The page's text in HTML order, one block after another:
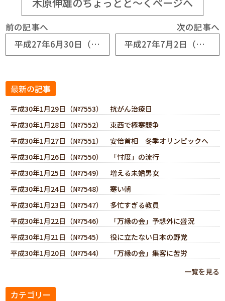
前の記事へ
平成27年6月30日（№6767） よいリーダーの条件
次の記事へ
平成27年7月2日（№6769） トイレ大賞
最新の記事
平成30年1月29日（№7553） 抗がん治療日
平成30年1月28日（№7552） 東西で極寒競争
平成30年1月27日（№7551） 安倍首相 冬季オリンピックへ
平成30年1月26日（№7550） 「忖度」の流行
平成30年1月25日（№7549） 増える未婚男女
平成30年1月24日（№7548） 寒い朝
平成30年1月23日（№7547） 多忙すぎる教員
平成30年1月22日（№7546） 「万縁の会」予想外に盛況
平成30年1月21日（№7545） 役に立たない日本の野党
平成30年1月20日（№7544） 「万縁の会」集客に苦労
一覧を見る
カテゴリー